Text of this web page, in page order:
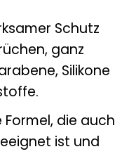
Schutz
ganz
Silikone
die auch
ist und